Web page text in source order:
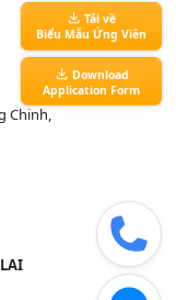
Chinh,
Tải về
Biểu Mẫu Ứng Viên
Download
Application Form